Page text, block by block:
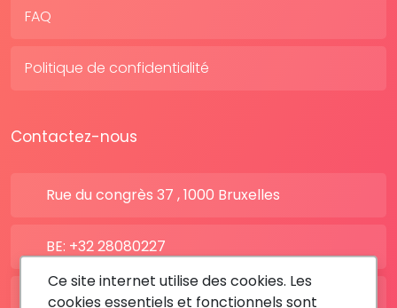
FAQ
Politique de confidentialité
Contactez-nous
Rue du congrès 37 , 1000 Bruxelles
BE: +32 28080227
FR: +33 183642895
Ce site internet utilise des cookies. Les
cookies essentiels et fonctionnels sont